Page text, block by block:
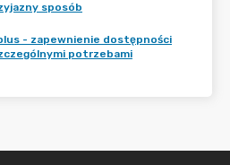
sposób
- zapewnienie dostępności
potrzebami